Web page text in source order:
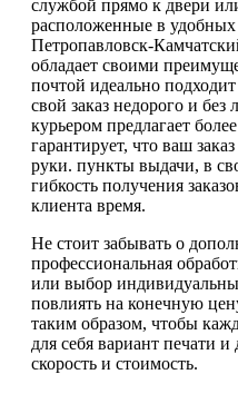
службой прямо к двери
расположенные в удобных
Петропавловск-
обладает своими
почтой идеально
свой заказ недорого и
курьером предлагает
гарантирует, что ваш
руки. пункты выдачи, в
гибкость получения
клиента время.
Не стоит забывать о
профессиональная
или выбор
повлиять на конечную
таким образом, чтобы
для себя вариант печати и
скорость и стоимость.